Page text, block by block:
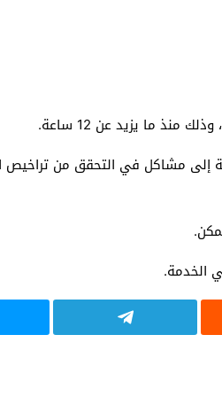
ما يزيد عن 12 ساعة.
إلى مشاكل في التحقق من تراخيص